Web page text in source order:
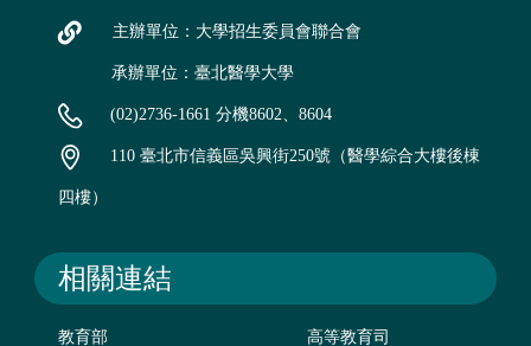
主辦單位：大學招生委員會聯合會
承辦單位：臺北醫學大學
(02)2736-1661 分機8602、8604
110 臺北市信義區吳興街250號（醫學綜合大樓後棟
四樓）
相關連結
教育部 高等教育司